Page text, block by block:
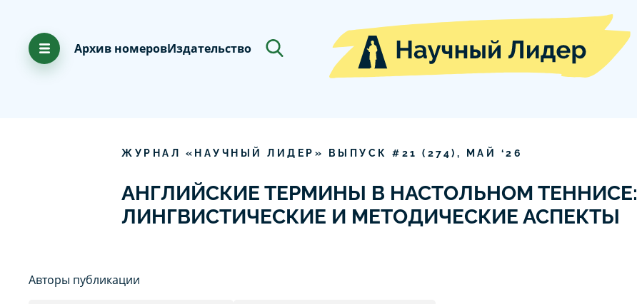
Архив номеровИздательство
ЖУРНАЛ «НАУЧНЫЙ ЛИДЕР» ВЫПУСК # 21 ( 274), МАЙ ‘26
АНГЛИЙСКИЕ ТЕРМИНЫ В НАСТОЛЬНОМ ТЕННИСЕ:
ЛИНГВИСТИЧЕСКИЕ И МЕТОДИЧЕСКИЕ АСПЕКТЫ
Авторы публикации